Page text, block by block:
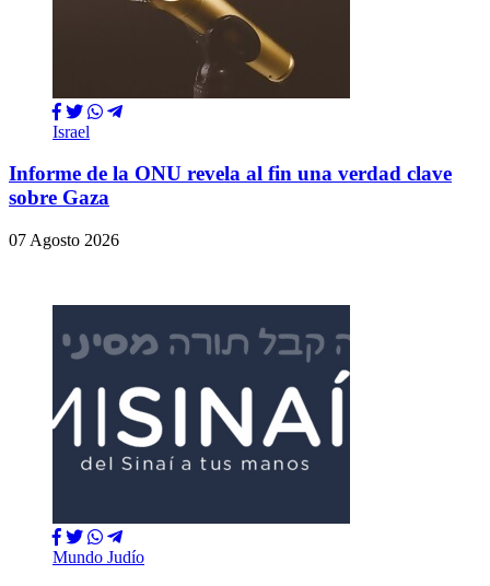
Israel
Informe de la ONU revela al fin una verdad clave
sobre Gaza
07 Agosto 2026
Mundo Judío